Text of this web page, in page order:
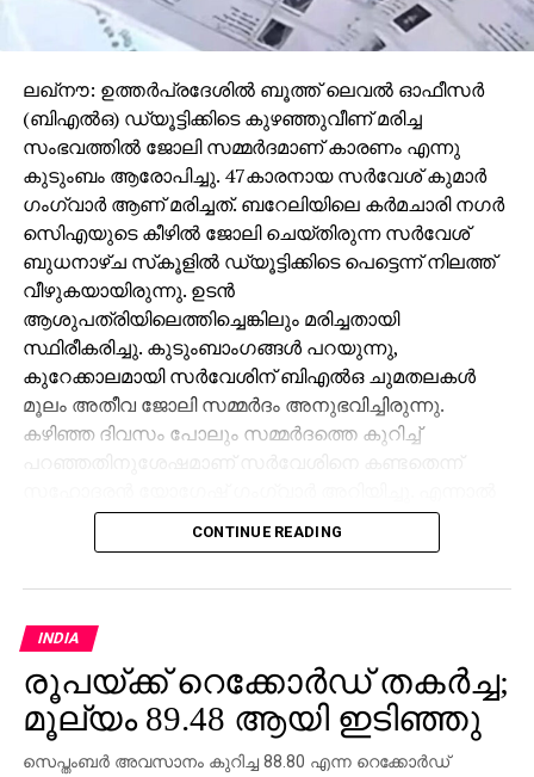
ലഖ്‌നൗ: ഉത്തര്‍പ്രദേശില്‍ ബൂത്ത് ലെവല്‍ ഓഫീസര്‍
(ബിഎല്‍ഒ) ഡ്യൂട്ടിക്കിടെ കുഴഞ്ഞുവീണ് മരിച്ച
സംഭവത്തില്‍ ജോലി സമ്മര്‍ദമാണ് കാരണം എന്നു
കുടുംബം ആരോപിച്ചു. 47കാരനായ സര്‍വേശ് കുമാര്‍
ഗംഗ്വാര്‍ ആണ് മരിച്ചത്. ബറേലിയിലെ കര്‍മചാരി നഗര്‍
സിെഎയുടെ കീഴില്‍ ജോലി ചെയ്തിരുന്ന സര്‍വേശ്
ബുധനാഴ്ച സ്‌കൂളില്‍ ഡ്യൂട്ടിക്കിടെ പെട്ടെന്ന് നിലത്ത്
വീഴുകയായിരുന്നു. ഉടന്‍
ആശുപത്രിയിലെത്തിച്ചെങ്കിലും മരിച്ചതായി
സ്ഥിരീകരിച്ചു. കുടുംബാംഗങ്ങള്‍ പറയുന്നു,
കുറേക്കാലമായി സര്‍വേശിന് ബിഎല്‍ഒ ചുമതലകള്‍
മൂലം അതീവ ജോലി സമ്മര്‍ദം അനുഭവിച്ചിരുന്നു.
കഴിഞ്ഞ ദിവസം പോലും സമ്മര്‍ദത്തെ കുറിച്ച്
ജോലി സമ്മര്‍ദമാണ് മരണകാരണമെന്ന് കുടുംബം
ആരോപിച്ചിട്ടും അത് ജില്ലാ ഭരണകൂടം നിഷേധിച്ചു.
ജോലിസമ്മര്‍ദം കണ്ടെത്താനായിട്ടില്ലെന്നുമാണ്
എസ്ഡിഎം പ്രമോദ് കുമാര്‍ പറഞ്ഞത്. മരണവുമായി
ബന്ധപ്പെട്ട കൂടുതല്‍ റിപ്പോര്‍ട്ടുകള്‍ ശേഖരിക്കാനായി
അന്വേഷണം തുടരുകയാണ്.
CONTINUE READING
INDIA
രൂപയ്ക്ക് റെക്കോര്‍ഡ് തകര്‍ച്ച;
മൂല്യം 89.48 ആയി ഇടിഞ്ഞു
സെപ്തംബര്‍ അവസാനം കുറിച്ച 88.80 എന്ന റെക്കോര്‍ഡ്